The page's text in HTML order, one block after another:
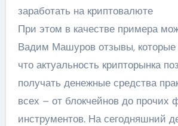
заработать на криптовалюте
При этом в качестве примера
Вадим Машуров отзывы, которые
что актуальность крипторынка
получать денежные средства
всех – от блокчейнов до прочих
инструментов. На сегодняшний